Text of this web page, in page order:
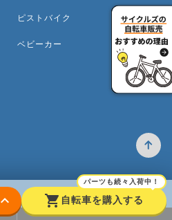
keyboard_arrow_down shopping_cart
パーツも続々入荷中！
自転車を購入する
ピストバイク
ベビーカー